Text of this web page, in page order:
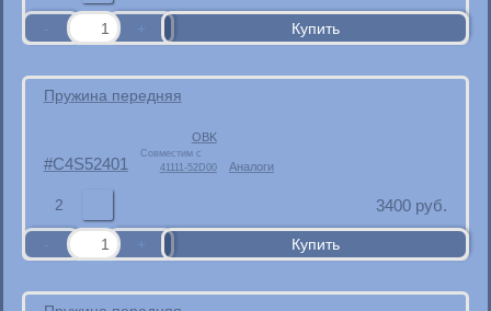
Пружина передняя
C4S52401
OBK
Совместим с
41111-52D00
Аналоги
2 3400 руб.